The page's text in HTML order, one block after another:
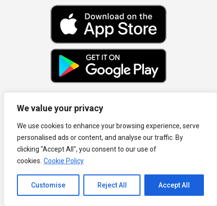
We value your privacy
We use cookies to enhance your browsing experience, serve
personalised ads or content, and analyse our traffic. By
clicking "Accept All", you consent to our use of
cookies. Cookie Policy
Customise Reject All Accept All
Our Award and Recognition
Channel to Contact
Open chaty